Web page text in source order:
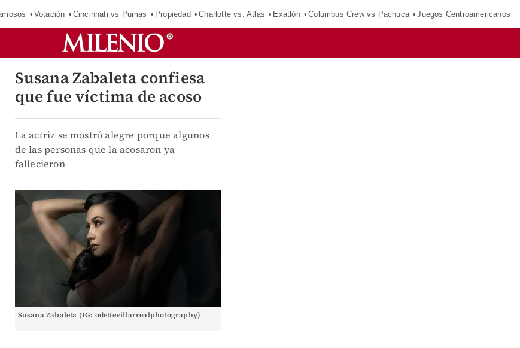
Votación Cincinnati vs Pumas Propiedad Charlotte vs. Atlas Exatlón Columbus Crew vs Pachuca Juegos Centroamericanos
Susana Zabaleta confiesa
que fue víctima de acoso
La actriz se mostró alegre porque algunos
de las personas que la acosaron ya
fallecieron
Susana Zabaleta (IG: odettevillarrealphotography)